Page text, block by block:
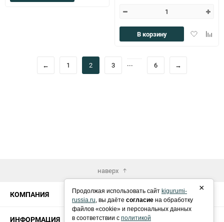
сравнению
Добавить
В корзину
← 1 2 3 ... 6 →
наверх
КОМПАНИЯ
ИНФОРМАЦИЯ
Продолжая использовать сайт kigurumi-
russia.ru, вы даёте согласие на обработку
файлов «cookie» и персональных данных
в соответствии с политикой
×